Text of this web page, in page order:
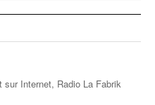
Internet, Radio La Fabrik